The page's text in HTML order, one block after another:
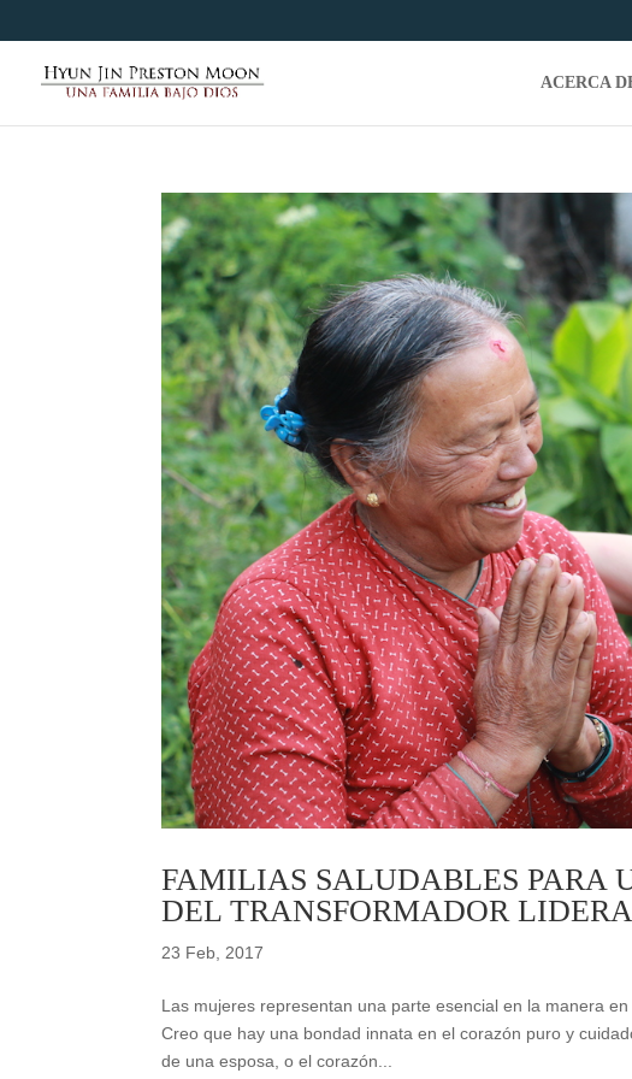
ACERCA
FAMILIAS SALUDABLES PARA
DEL TRANSFORMADOR
23 Feb, 2017
Las mujeres representan una parte esencial en la manera
Creo que hay una bondad innata en el corazón puro y
de una esposa, o el corazón...